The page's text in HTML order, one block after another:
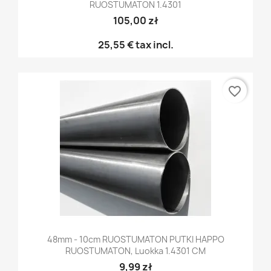
RUOSTUMATON 1.4301
105,00 zł
25,55 €tax incl.
48mm - 10cm RUOSTUMATON PUTKI HAPPO
RUOSTUMATON, Luokka 1.4301 CM
9,99 zł
favorite_border